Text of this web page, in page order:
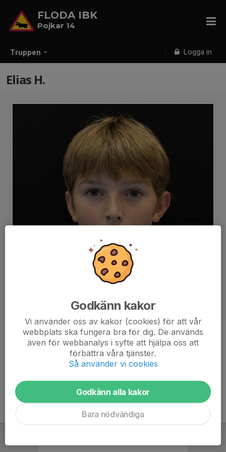
Truppen Logga in
FLODA IBK
Pojkar 14
Elias H.
Position
-
11 år
Godkänn kakor
Vi använder oss av kakor (cookies) för att vår
webbplats ska fungera bra för dig. De används
även för webbanalys i syfte att hjälpa oss att
förbättra våra tjänster.
Så använder vi cookies
Godkänn alla kakor
Bara nödvändiga